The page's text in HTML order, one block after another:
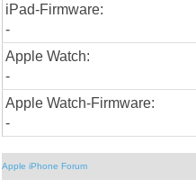
iPad-Firmware:
-
Apple Watch:
-
Apple Watch-Firmware:
-
Apple iPhone Forum